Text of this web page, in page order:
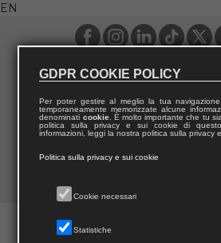
EN
GDPR COOKIE POLICY
Per poter gestire al meglio la tua
temporaneamente memorizzate alcune
denominati cookie. È molto importante che tu
politica sulla privacy e sui cookie di
informazioni, leggi la nostra politica sulla privacy
Politica sulla privacy e sui cookie
Cookie necessari
Statistiche